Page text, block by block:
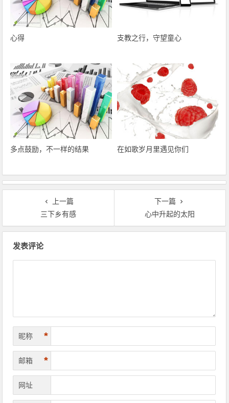
心得 支教之行，守望童心
多点鼓励，不一样的结果 在如歌岁月里遇见你们
上一篇
三下乡有感
下一篇
心中升起的太阳
发表评论
昵称 *
邮箱 *
网址